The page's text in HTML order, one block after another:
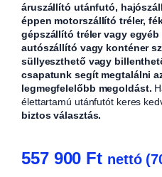
áruszállító utánfutó,
éppen motorszállító tréler,
gépszállító tréler vagy
autószállító vagy konténer
süllyeszthető vagy
csapatunk segít megtalálni
legmegfelelőbb megoldást.
élettartamú utánfutót keres
biztos választás.
557 900 Ft nettó (